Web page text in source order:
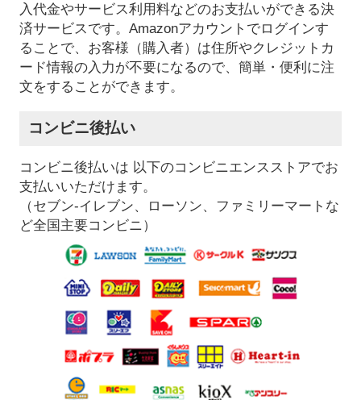
入代金やサービス利用料などのお支払いができる決
済サービスです。Amazonアカウントでログインす
ることで、お客様（購入者）は住所やクレジットカ
ード情報の入力が不要になるので、簡単・便利に注
文をすることができます。
コンビニ後払い
コンビニ後払いは 以下のコンビニエンスストアでお
支払いいただけます。
（セブン-イレブン、ローソン、ファミリーマートな
ど全国主要コンビニ）